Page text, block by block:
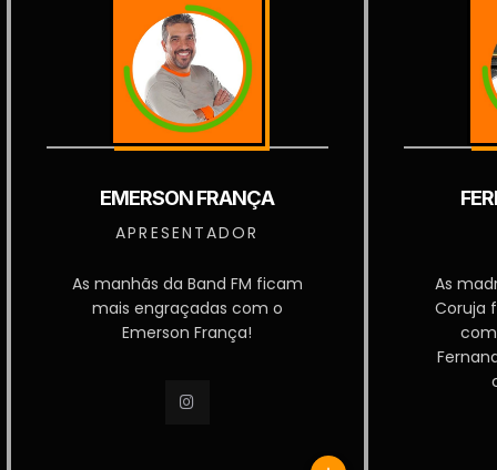
EMERSON FRANÇA
APRESENTADOR
As manhãs da Band FM ficam
mais engraçadas com o
Emerson França!
As
Coruja